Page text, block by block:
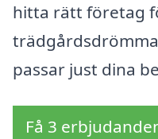
hitta rätt företag
passar just dina
Få 3